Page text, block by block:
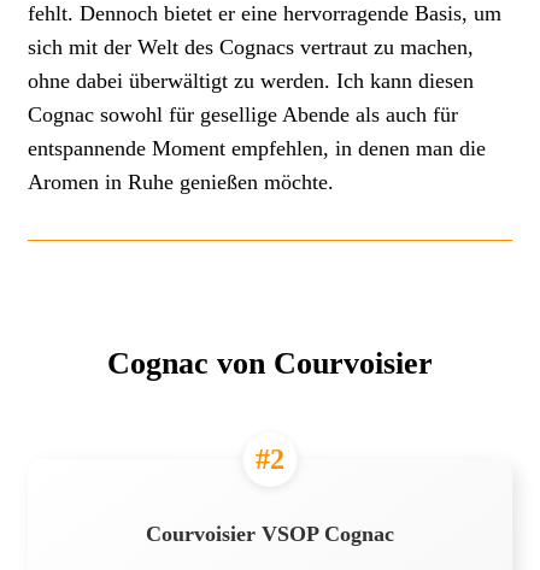
fehlt. Dennoch bietet er eine hervorragende Basis, um
sich mit der Welt des Cognacs vertraut zu machen,
ohne dabei überwältigt zu werden. Ich kann diesen
Cognac sowohl für gesellige Abende als auch für
entspannende Moment empfehlen, in denen man die
Aromen in Ruhe genießen möchte.
Cognac von Courvoisier
#2
Courvoisier VSOP Cognac